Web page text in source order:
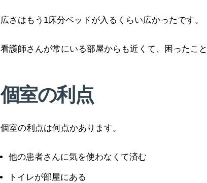
広さはもう1床分ベッドが入るくらい広かったです。
看護師さんが常にいる部屋からも近くて、困ったこ
個室の利点
個室の利点は何点かあります。
他の患者さんに気を使わなくて済む
トイレが部屋にある